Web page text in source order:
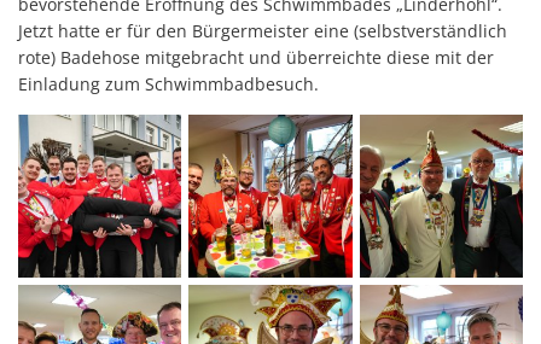
Jetzt hatte er für den Bürgermeister eine (selbstverständlich
rote) Badehose mitgebracht und überreichte diese mit der
Einladung zum Schwimmbadbesuch.